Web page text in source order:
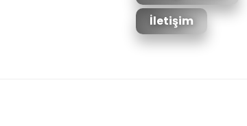
İletişim